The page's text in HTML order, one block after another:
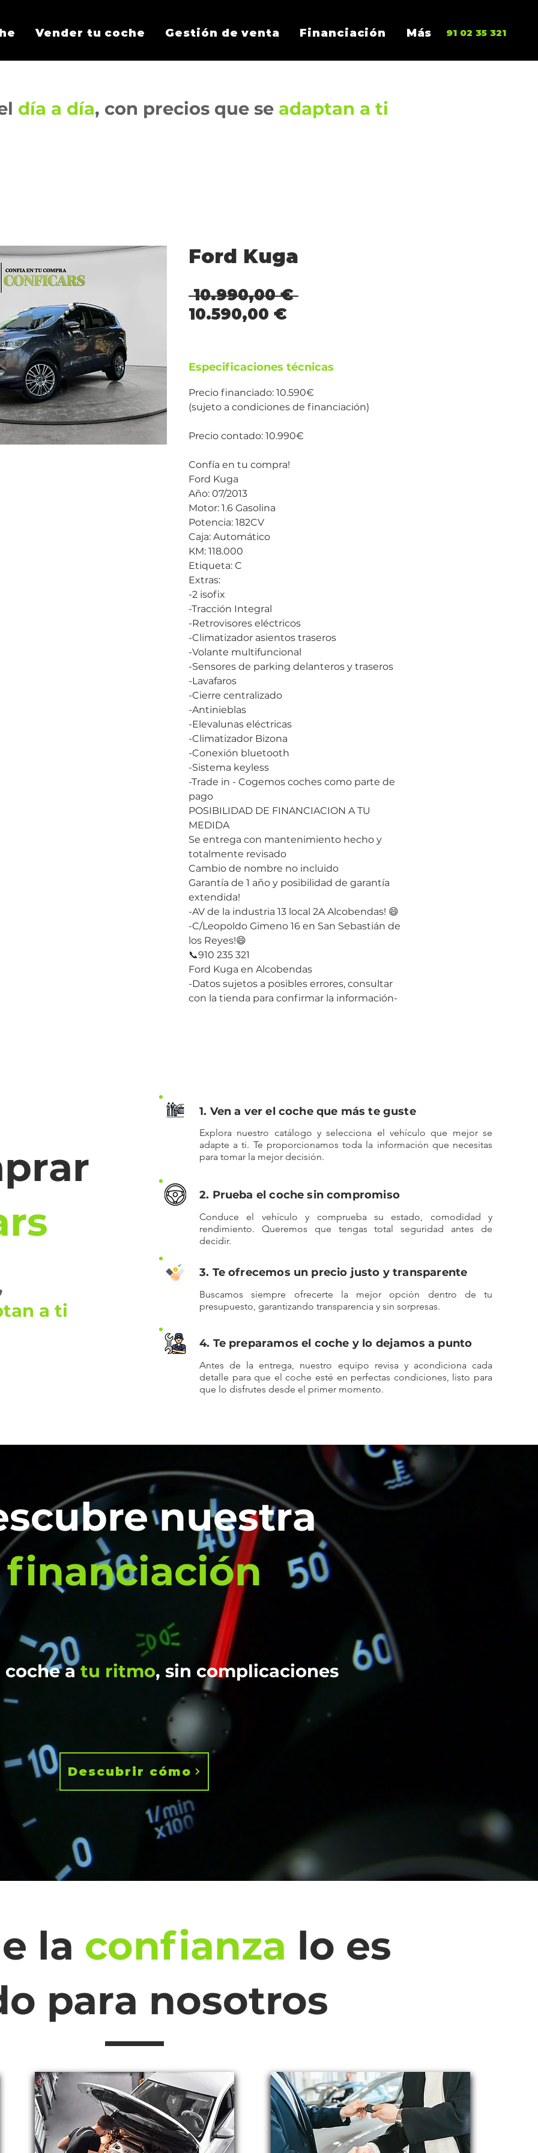
Vender tu coche Gestión de venta Financiación Más 91 02 35 321
día a día, con precios que se adaptan a ti
Ford Kuga
10.990,00 € Precio
10.590,00 €Precio
Especificaciones técnicas
Precio financiado: 10.590€
(sujeto a condiciones de financiación)
Precio contado: 10.990€
Confía en tu compra!
Ford Kuga
Año: 07/2013
Motor: 1.6 Gasolina
Potencia: 182CV
Caja: Automático
KM: 118.000
Etiqueta: C
Extras:
-2 isofix
-Tracción Integral
-Retrovisores eléctricos
-Climatizador asientos traseros
-Volante multifuncional
-Sensores de parking delanteros y traseros
-Lavafaros
-Cierre centralizado
-Antinieblas
-Elevalunas eléctricas
-Climatizador Bizona
-Conexión bluetooth
-Sistema keyless
-Trade in - Cogemos coches como parte de
pago
POSIBILIDAD DE FINANCIACION A TU
MEDIDA
Se entrega con mantenimiento hecho y
totalmente revisado
Cambio de nombre no incluido
Garantía de 1 año y posibilidad de garantía
extendida!
-AV de la industria 13 local 2A Alcobendas! 😄
-C/Leopoldo Gimeno 16 en San Sebastián de
los Reyes!😄
📞910 235 321
Ford Kuga en Alcobendas
-Datos sujetos a posibles errores, consultar
con la tienda para confirmar la información-
a ti
1. Ven a ver el coche que más te guste
Explora nuestro catálogo y selecciona el vehículo que mejor se
adapte a ti. Te proporcionamos toda la información que necesitas
para tomar la mejor decisión.
2. Prueba el coche sin compromiso
Conduce el vehículo y comprueba su estado, comodidad y
rendimiento. Queremos que tengas total seguridad antes de
decidir.
3. Te ofrecemos un precio justo y transparente
Buscamos siempre ofrecerte la mejor opción dentro de tu
presupuesto, garantizando transparencia y sin sorpresas.
4. Te preparamos el coche y lo dejamos a punto
Antes de la entrega, nuestro equipo revisa y acondiciona cada
detalle para que el coche esté en perfectas condiciones, listo para
que lo disfrutes desde el primer momento.
nuestra
financiación
a tu ritmo, sin complicaciones
Descubrir cómo
la confianza lo es
para nosotros